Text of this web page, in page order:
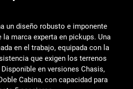
un diseño robusto e imponente
marca experta en pickups. Una
en el trabajo, equipada con la
que exigen los terrenos
en versiones Chasis,
Cabina, con capacidad para